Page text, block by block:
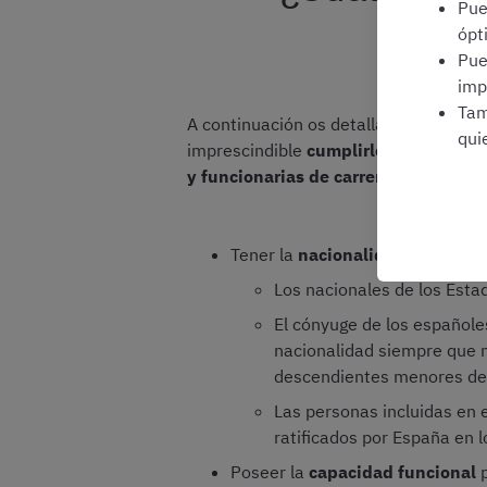
A continuación os detallamos los
imprescindible cumplirlos el día de
y funcionarias de carrera.
Tener la nacionalidad española
Los nacionales de los
El cónyuge de los
nacionalidad siempre que
descendientes menores
Las personas incluidas en
ratificados por España en
Poseer la capacidad funcional